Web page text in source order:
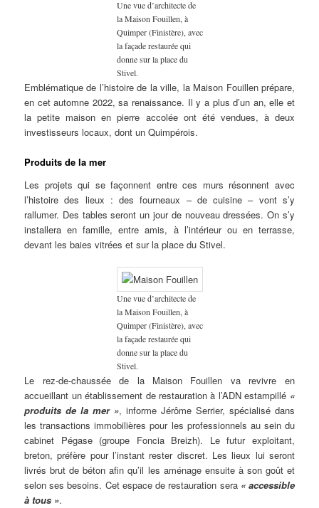
Une vue d’architecte de
la Maison Fouillen, à
Quimper (Finistère), avec
la façade restaurée qui
donne sur la place du
Stivel.
Emblématique de l’histoire de la ville, la Maison Fouillen prépare,
en cet automne 2022, sa renaissance. Il y a plus d’un an, elle et
la petite maison en pierre accolée ont été vendues, à deux
investisseurs locaux, dont un Quimpérois.
Produits de la mer
Les projets qui se façonnent entre ces murs résonnent avec
l’histoire des lieux : des fourneaux – de cuisine – vont s’y
rallumer. Des tables seront un jour de nouveau dressées. On s’y
installera en famille, entre amis, à l’intérieur ou en terrasse,
devant les baies vitrées et sur la place du Stivel.
Une vue d’architecte de
la Maison Fouillen, à
Quimper (Finistère), avec
la façade restaurée qui
donne sur la place du
Stivel.
Le rez-de-chaussée de la Maison Fouillen va revivre en
accueillant un établissement de restauration à l’ADN estampillé «
produits de la mer », informe Jérôme Serrier, spécialisé dans
les transactions immobilières pour les professionnels au sein du
cabinet Pégase (groupe Foncia Breizh). Le futur exploitant,
breton, préfère pour l’instant rester discret. Les lieux lui seront
livrés brut de béton afin qu’il les aménage ensuite à son goût et
selon ses besoins. Cet espace de restauration sera « accessible
à tous ».